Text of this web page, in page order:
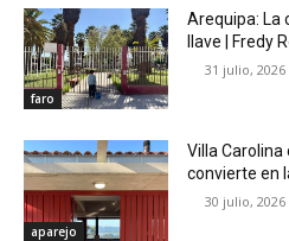
faro
Arequipa: La
llave | Fredy
31 julio, 2026
aparejo
Villa
convierte en
30 julio, 2026